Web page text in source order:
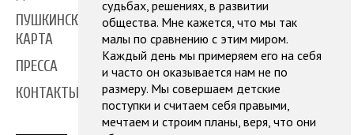
ПУШКИНСКАЯ
КАРТА
ПРЕССА
КОНТАКТЫ
судьбах, решениях, в развитии
общества. Мне кажется, что мы так
малы по сравнению с этим миром.
Каждый день мы примеряем его на себя
и часто он оказывается нам не по
размеру. Мы совершаем детские
поступки и считаем себя правыми,
мечтаем и строим планы, веря, что они